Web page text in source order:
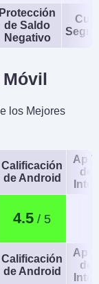
Protección
de Saldo
Negativo
los Mejores
Calificación
de Android
de
4.5
Calificación
de Android
de